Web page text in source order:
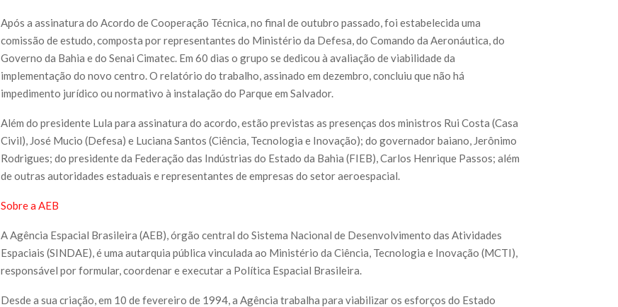
Após a assinatura do Acordo de Cooperação Técnica, no final de outubro passado, foi estabelecida uma
comissão de estudo, composta por representantes do Ministério da Defesa, do Comando da Aeronáutica, do
Governo da Bahia e do Senai Cimatec. Em 60 dias o grupo se dedicou à avaliação de viabilidade da
implementação do novo centro. O relatório do trabalho, assinado em dezembro, concluiu que não há
impedimento jurídico ou normativo à instalação do Parque em Salvador.
Além do presidente Lula para assinatura do acordo, estão previstas as presenças dos ministros Rui Costa (Casa
Civil), José Mucio (Defesa) e Luciana Santos (Ciência, Tecnologia e Inovação); do governador baiano, Jerônimo
Rodrigues; do presidente da Federação das Indústrias do Estado da Bahia (FIEB), Carlos Henrique Passos; além
de outras autoridades estaduais e representantes de empresas do setor aeroespacial.
Sobre a AEB
A Agência Espacial Brasileira (AEB), órgão central do Sistema Nacional de Desenvolvimento das Atividades
Espaciais (SINDAE), é uma autarquia pública vinculada ao Ministério da Ciência, Tecnologia e Inovação (MCTI),
responsável por formular, coordenar e executar a Política Espacial Brasileira.
Desde a sua criação, em 10 de fevereiro de 1994, a Agência trabalha para viabilizar os esforços do Estado